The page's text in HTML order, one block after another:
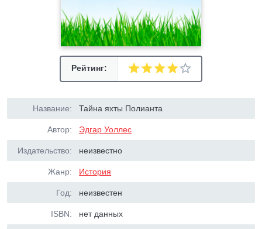
Рейтинг:
Название: Тайна яхты Полианта
Автор: Эдгар Уоллес
Издательство: неизвестно
Жанр: История
Год: неизвестен
ISBN: нет данных